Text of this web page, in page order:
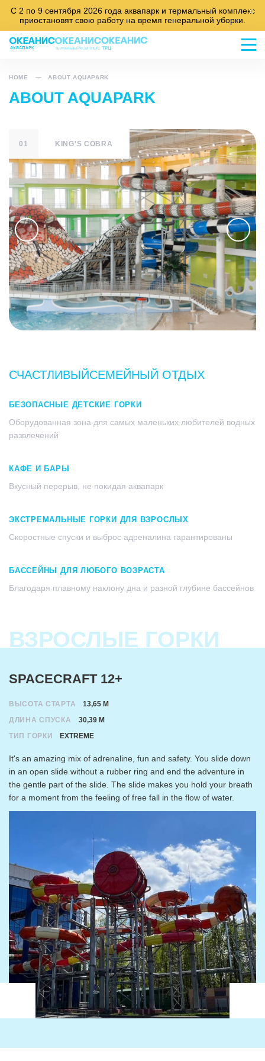
x
С 2 по 9 сентября 2026 года аквапарк и термальный комплекс
приостановят свою работу на время генеральной уборки.
HOME ABOUT AQUAPARK
ABOUT AQUAPARK
01 KING'S COBRA
СЧАСТЛИВЫЙСЕМЕЙНЫЙ ОТДЫХ
БЕЗОПАСНЫЕ ДЕТСКИЕ ГОРКИ
Оборудованная зона для самых маленьких любителей водных
развлечений
КАФЕ И БАРЫ
Вкусный перерыв, не покидая аквапарк
ЭКСТРЕМАЛЬНЫЕ ГОРКИ ДЛЯ ВЗРОСЛЫХ
Скоростные спуски и выброс адреналина гарантированы
БАССЕЙНЫ ДЛЯ ЛЮБОГО ВОЗРАСТА
Благодаря плавному наклону дна и разной глубине бассейнов
ВЗРОСЛЫЕ ГОРКИ
SPACECRAFT 12+
ВЫСОТА СТАРТА
13,65 М
ДЛИНА СПУСКА
30,39 М
ТИП ГОРКИ
EXTREME
It's an amazing mix of adrenaline, fun and safety. You slide down
in an open slide without a rubber ring and end the adventure in
the gentle part of the slide. The slide makes you hold your breath
for a moment from the feeling of free fall in the flow of water.